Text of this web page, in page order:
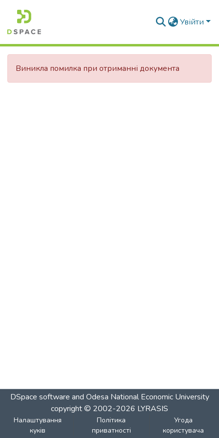
Увійти
Виникла помилка при отриманні документа
DSpace software and Odesa National Economic University
copyright © 2002-2026 LYRASIS
Налаштування
куків
Політика
приватності
Угода
користувача